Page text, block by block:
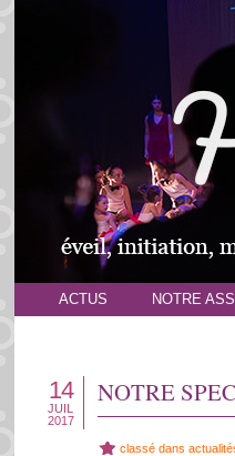
ACTUS NOTRE
NOTRE
14
JUIL
2017
classé dans